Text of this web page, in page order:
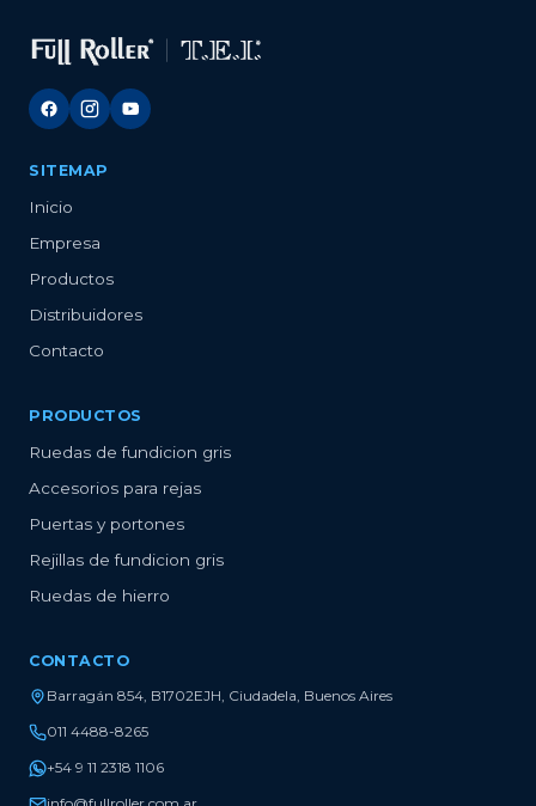
SITEMAP
Inicio
Empresa
Productos
Distribuidores
Contacto
PRODUCTOS
Ruedas de fundicion gris
Accesorios para rejas
Puertas y portones
Rejillas de fundicion gris
Ruedas de hierro
CONTACTO
Barragán 854, B1702EJH, Ciudadela, Buenos Aires
011 4488-8265
+54 9 11 2318 1106